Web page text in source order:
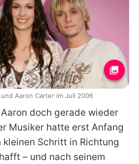
Aaron doch gerade wieder
Musiker hatte erst Anfang
kleinen Schritt in Richtung
– und nach seinem
Aaron Carter im Juli 2006